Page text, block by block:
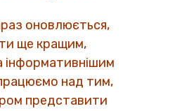
оновлюється,
ще кращим,
інформативнішим
над тим,
представити